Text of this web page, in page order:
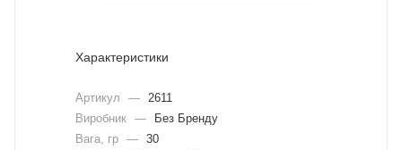
Характеристики
Артикул —
2611
Виробник —
Без Бренду
Вага, гр — 30